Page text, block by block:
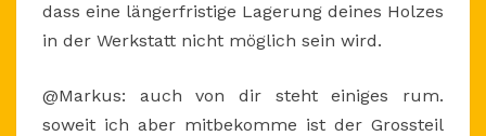
dass eine längerfristige Lagerung deines Holzes
in der Werkstatt nicht möglich sein wird.
@Markus: auch von dir steht einiges rum.
soweit ich aber mitbekomme ist der Grossteil